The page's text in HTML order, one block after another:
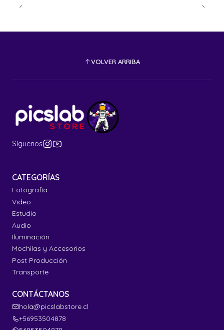
VOLVER ARRIBA
Síguenos
CATEGORÍAS
Fotografía
Video
Estudio
Audio
Iluminación
Mochilas y Accesorios
Post Producción
Transporte
CONTÁCTANOS
hola@picslabstore.cl
+56953504878